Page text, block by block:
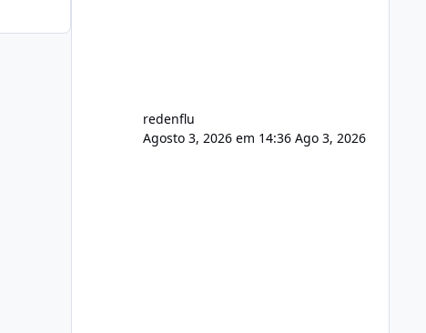
redenflu
Agosto 3, 2026 em 14:36 Ago 3, 2026